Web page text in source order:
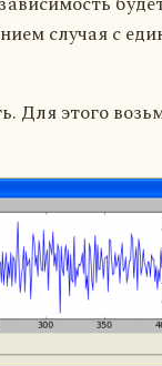
случая с
Для этого